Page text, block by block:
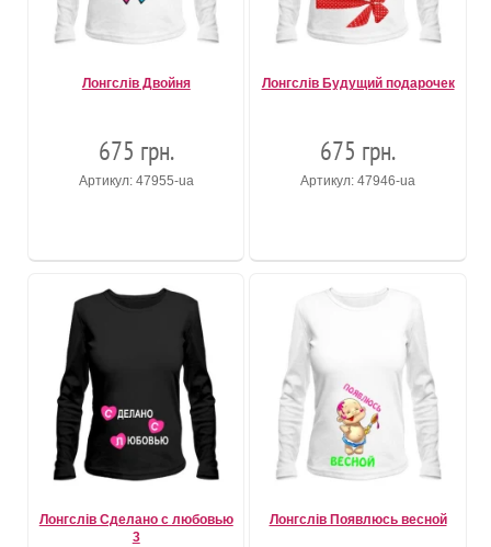
Лонгслів Двойня
675 грн.
Артикул: 47955-ua
Лонгслів Будущий подарочек
675 грн.
Артикул: 47946-ua
Лонгслів Сделано с любовью
3
Лонгслів Появлюсь весной